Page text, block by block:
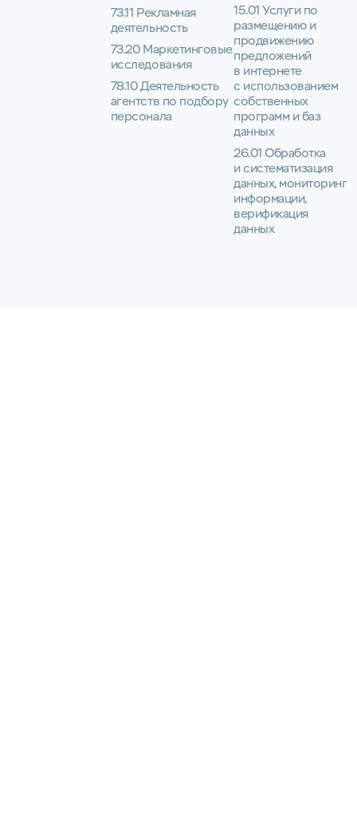
73.11 Рекламная
деятельность
73.20 Маркетинговые
исследования
78.10 Деятельность
агентств по подбору
персонала
15.01 Услуги по
размещению и
продвижению
предложений
в интернете
с использованием
собственных
программ и баз
данных
26.01 Обработка
и систематизация
данных, мониторинг
информации,
верификация
данных